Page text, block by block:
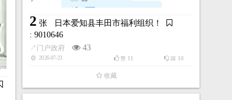
2 张
日本爱知县丰田市福利组织！
: 9010646
↗ 门户政府 43
2026-07-23 踩 10
赞11
收藏
4张
日本茗溪学园中学校高等学校！
: 9010600
2026-03-17